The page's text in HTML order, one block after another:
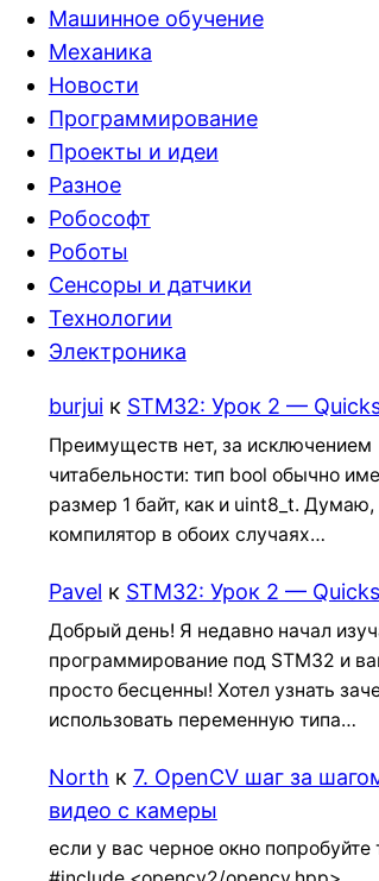
Машинное обучение
Механика
Новости
Программирование
Проекты и идеи
Разное
Робософт
Роботы
Сенсоры и датчики
Технологии
Электроника
burjuiк STM32: Урок 2 —
Преимуществ нет, за исключением
читабельности: тип bool обычно
размер 1 байт, как и uint8_t. Думаю,
компилятор в обоих случаях…
Pavel к STM32: Урок 2 —
Добрый день! Я недавно начал
программирование под STM32 и
просто бесценны! Хотел узнать
использовать переменную типа…
North к 7. OpenCV шаг за
видео с камеры
если у вас черное окно попробуйте